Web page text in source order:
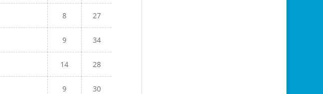
8 27
9 34
14 28
9 30